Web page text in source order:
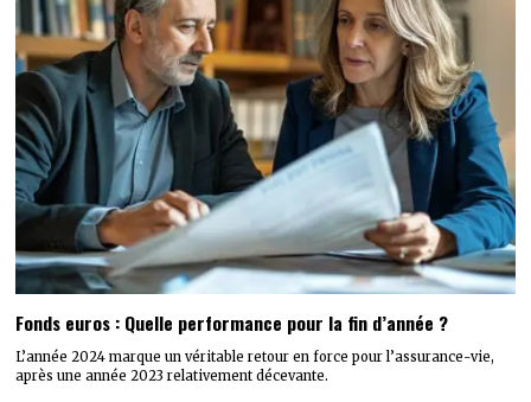
Fonds euros : Quelle performance pour la fin d’année ?
L’année 2024 marque un véritable retour en force pour l’assurance-vie,
après une année 2023 relativement décevante.